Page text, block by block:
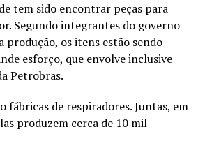
tem sido encontrar peças para
Segundo integrantes do governo
produção, os itens estão sendo
esforço, que envolve inclusive
Petrobras.
fábricas de respiradores. Juntas, em
produzem cerca de 10 mil